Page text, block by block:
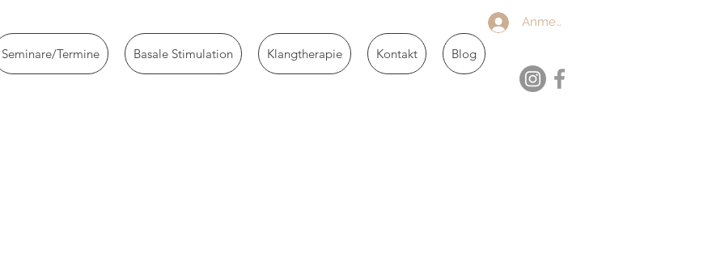
Seminare/Termine Basale Stimulation Klangtherapie Kontakt Blog
Anmelden